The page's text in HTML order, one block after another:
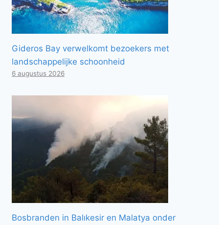
Gideros Bay verwelkomt bezoekers met
landschappelijke schoonheid
6 augustus 2026
Bosbranden in Balıkesir en Malatya onder